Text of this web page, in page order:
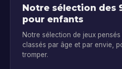
Notre sélection des
pour enfants
Notre sélection de jeux pensés
classés par âge et par envie,
tromper.